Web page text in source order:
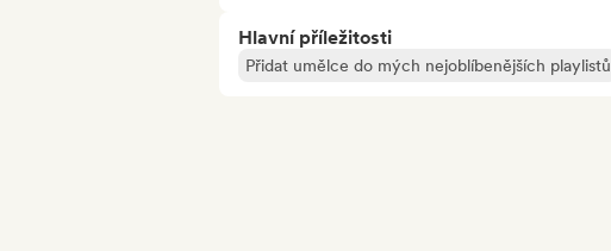
Hlavní příležitosti
Přidat umělce do mých nejoblíbenějších playlistů